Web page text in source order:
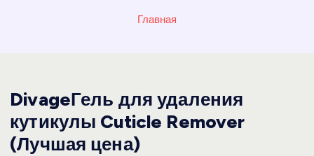
Главная
DivageГель для удаления
кутикулы Cuticle Remover
(Лучшая цена)